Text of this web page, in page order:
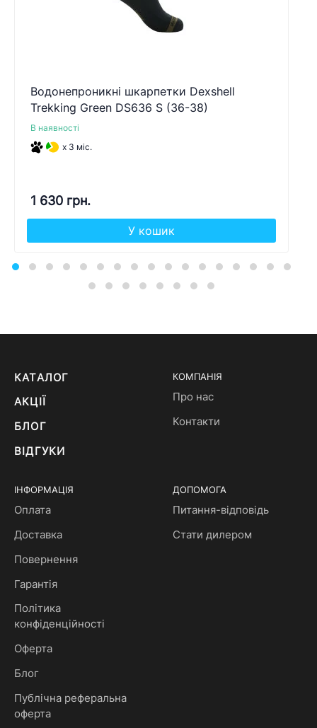
Водонепроникні шкарпетки Dexshell
Trekking Green DS636 S (36-38)
В наявності
x 3 міс.
1 630 грн.
У кошик
КАТАЛОГ
АКЦІЇ
БЛОГ
ВІДГУКИ
КОМПАНІЯ
Про нас
Контакти
ІНФОРМАЦІЯ
Оплата
Доставка
Повернення
Гарантія
Політика
конфіденційності
Оферта
Блог
Публічна реферальна
оферта
ДОПОМОГА
Питання-відповідь
Стати дилером